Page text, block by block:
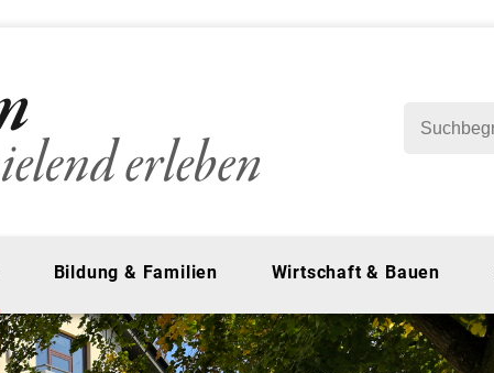
Bildung & Familien Wirtschaft & Bauen